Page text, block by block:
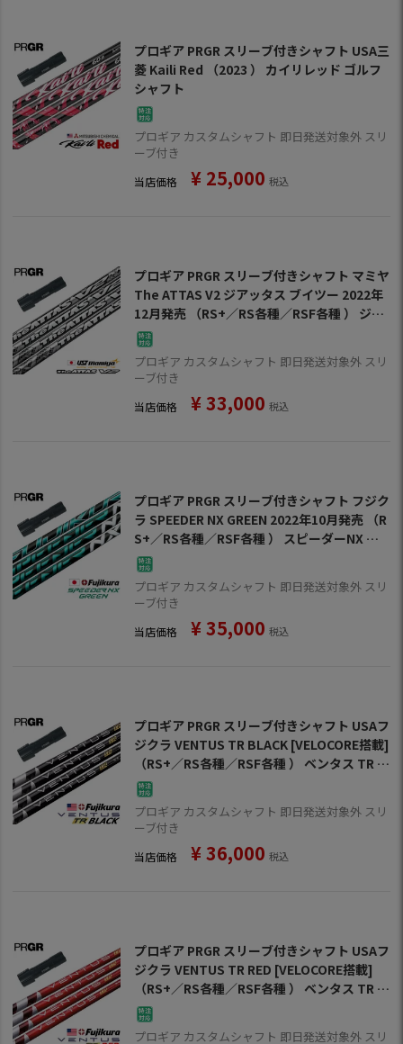
プロギア PRGR スリーブ付きシャフト USA三
菱 Kaili Red （2023 ） カイリレッド ゴルフ
シャフト
プロギア カスタムシャフト 即日発送対象外 スリ
ーブ付き
当店価格 ¥ 25,000 税込
プロギア PRGR スリーブ付きシャフト マミヤ
The ATTAS V2 ジアッタス ブイツー 2022年
12月発売 （RS+／RS各種／RSF各種 ） ジア
ッタス ブイツー ゴルフ シャフト
プロギア カスタムシャフト 即日発送対象外 スリ
ーブ付き
当店価格 ¥33,000 税込
プロギア PRGR スリーブ付きシャフト フジク
ラ SPEEDER NX GREEN 2022年10月発売 （R
S+／RS各種／RSF各種 ） スピーダーNX グ
リーン ゴルフ シャフト
プロギア カスタムシャフト 即日発送対象外 スリ
ーブ付き
当店価格 ¥35,000 税込
プロギア PRGR スリーブ付きシャフト USAフ
ジクラ VENTUS TR BLACK [VELOCORE搭載]
（RS+／RS各種／RSF各種 ） ベンタス TR ブ
ラック ベロコア ゴルフ シャフト
プロギア カスタムシャフト 即日発送対象外 スリ
ーブ付き
当店価格 ¥36,000 税込
プロギア PRGR スリーブ付きシャフト USAフ
ジクラ VENTUS TR RED [VELOCORE搭載]
（RS+／RS各種／RSF各種 ） ベンタス TR レ
ッド ベロコア ゴルフ シャフト
プロギア カスタムシャフト 即日発送対象外 スリ